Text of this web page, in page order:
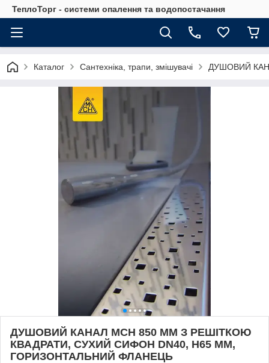
ТеплоТорг - системи опалення та водопостачання
Каталог Сантехніка, трапи, змішувачі ДУШОВИЙ
ДУШОВИЙ КАНАЛ МСН 850 ММ З РЕШІТКОЮ
КВАДРАТИ, СУХИЙ СИФОН DN40, H65 ММ,
ГОРИЗОНТАЛЬНИЙ ФЛАНЕЦЬ